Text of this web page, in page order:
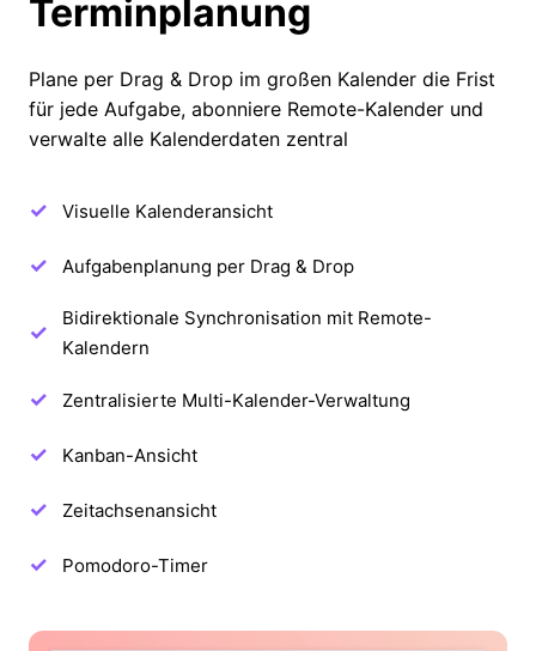
Terminplanung
Plane per Drag & Drop im großen Kalender die Frist
für jede Aufgabe, abonniere Remote-Kalender und
verwalte alle Kalenderdaten zentral
Visuelle Kalenderansicht
Aufgabenplanung per Drag & Drop
Bidirektionale Synchronisation mit Remote-
Kalendern
Zentralisierte Multi-Kalender-Verwaltung
Kanban-Ansicht
Zeitachsenansicht
Pomodoro-Timer